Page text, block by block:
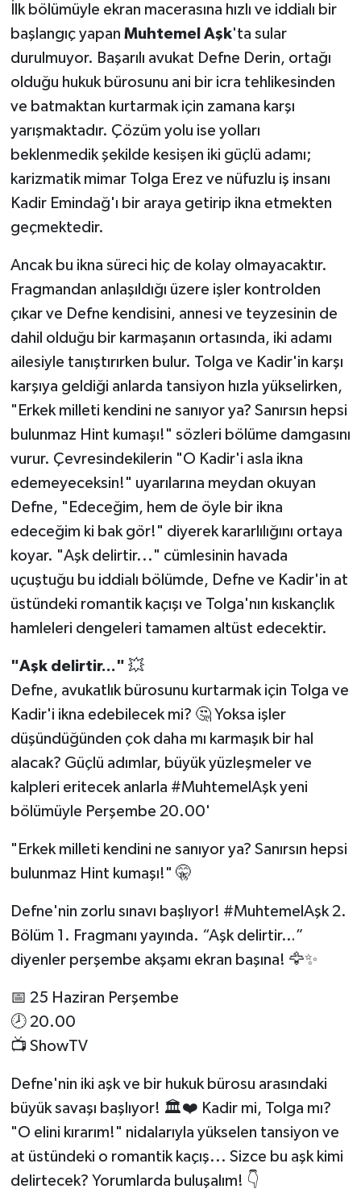
İlk bölümüyle ekran macerasına hızlı ve iddialı bir
başlangıç yapan Muhtemel Aşk'ta sular
durulmuyor. Başarılı avukat Defne Derin, ortağı
olduğu hukuk bürosunu ani bir icra tehlikesinden
ve batmaktan kurtarmak için zamana karşı
yarışmaktadır. Çözüm yolu ise yolları
beklenmedik şekilde kesişen iki güçlü adamı;
karizmatik mimar Tolga Erez ve nüfuzlu iş insanı
Kadir Emindağ'ı bir araya getirip ikna etmekten
geçmektedir.
Ancak bu ikna süreci hiç de kolay olmayacaktır.
Fragmandan anlaşıldığı üzere işler kontrolden
çıkar ve Defne kendisini, annesi ve teyzesinin de
dahil olduğu bir karmaşanın ortasında, iki adamı
ailesiyle tanıştırırken bulur. Tolga ve Kadir'in karşı
karşıya geldiği anlarda tansiyon hızla yükselirken,
"Erkek milleti kendini ne sanıyor ya? Sanırsın hepsi
bulunmaz Hint kumaşı!" sözleri bölüme damgasını
vurur. Çevresindekilerin "O Kadir'i asla ikna
edemeyeceksin!" uyarılarına meydan okuyan
Defne, "Edeceğim, hem de öyle bir ikna
edeceğim ki bak gör!" diyerek kararlılığını ortaya
koyar. "Aşk delirtir..." cümlesinin havada
uçuştuğu bu iddialı bölümde, Defne ve Kadir'in at
üstündeki romantik kaçışı ve Tolga'nın kıskançlık
hamleleri dengeleri tamamen altüst edecektir.
"Aşk delirtir..." 💥
Defne, avukatlık bürosunu kurtarmak için Tolga ve
Kadir'i ikna edebilecek mi? 🤔 Yoksa işler
düşündüğünden çok daha mı karmaşık bir hal
alacak? Güçlü adımlar, büyük yüzleşmeler ve
kalpleri eritecek anlarla #MuhtemelAşk yeni
bölümüyle Perşembe 20.00'
"Erkek milleti kendini ne sanıyor ya? Sanırsın hepsi
bulunmaz Hint kumaşı!" 🤫
Defne'nin zorlu sınavı başlıyor! #MuhtemelAşk 2.
Bölüm 1. Fragmanı yayında. “Aşk delirtir…”
diyenler perşembe akşamı ekran başına! 🦅✨
📅 25 Haziran Perşembe
🕗 20.00
📺 ShowTV
Defne'nin iki aşk ve bir hukuk bürosu arasındaki
büyük savaşı başlıyor! 🏛️❤️ Kadir mi, Tolga mı?
"O elini kırarım!" nidalarıyla yükselen tansiyon ve
at üstündeki o romantik kaçış... Sizce bu aşk kimi
delirtecek? Yorumlarda buluşalım! 👇